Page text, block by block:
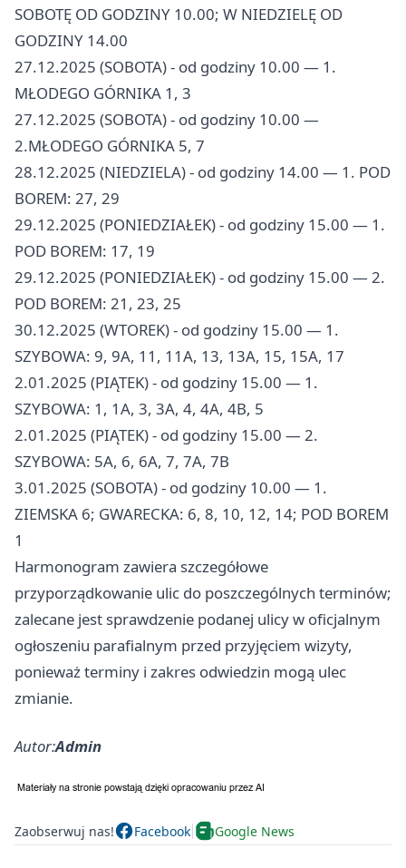
SOBOTĘ OD GODZINY 10.00; W NIEDZIELĘ OD
GODZINY 14.00
27.12.2025 (SOBOTA) - od godziny 10.00 — 1.
MŁODEGO GÓRNIKA 1, 3
27.12.2025 (SOBOTA) - od godziny 10.00 —
2.MŁODEGO GÓRNIKA 5, 7
28.12.2025 (NIEDZIELA) - od godziny 14.00 — 1. POD
BOREM: 27, 29
29.12.2025 (PONIEDZIAŁEK) - od godziny 15.00 — 1.
POD BOREM: 17, 19
29.12.2025 (PONIEDZIAŁEK) - od godziny 15.00 — 2.
POD BOREM: 21, 23, 25
30.12.2025 (WTOREK) - od godziny 15.00 — 1.
SZYBOWA: 9, 9A, 11, 11A, 13, 13A, 15, 15A, 17
2.01.2025 (PIĄTEK) - od godziny 15.00 — 1.
SZYBOWA: 1, 1A, 3, 3A, 4, 4A, 4B, 5
2.01.2025 (PIĄTEK) - od godziny 15.00 — 2.
SZYBOWA: 5A, 6, 6A, 7, 7A, 7B
3.01.2025 (SOBOTA) - od godziny 10.00 — 1.
ZIEMSKA 6; GWARECKA: 6, 8, 10, 12, 14; POD BOREM
1
Harmonogram zawiera szczegółowe
przyporządkowanie ulic do poszczególnych terminów;
zalecane jest sprawdzenie podanej ulicy w oficjalnym
ogłoszeniu parafialnym przed przyjęciem wizyty,
ponieważ terminy i zakres odwiedzin mogą ulec
zmianie.
Autor:Admin
Zaobserwuj nas! Facebook Google News